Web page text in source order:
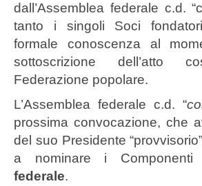
dall’Assemblea federale c.d.
tanto i singoli Soci
formale conoscenza al
sottoscrizione dell’atto
Federazione popolare.
L’Assemblea federale c.d. “
prossima convocazione, che
del suo Presidente
a nominare i
federale.